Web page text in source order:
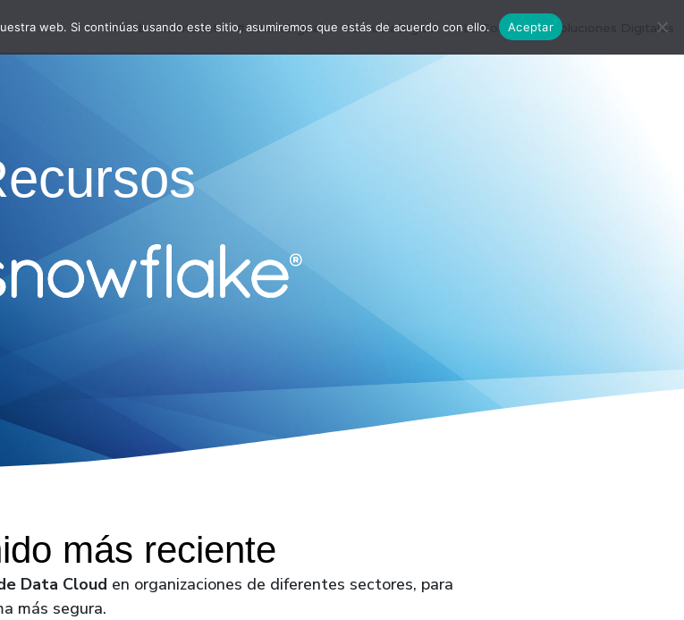
#WebinarsInterlat #LatamDigital #EscuelaDigital #LDConecta Soluciones Digitales
más reciente
Data Cloud en organizaciones de diferentes sectores, para
más segura.
web. Si continúas usando este sitio, asumiremos que estás de acuerdo con ello. Aceptar